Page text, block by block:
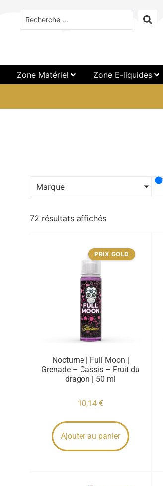
Zone Matériel Zone E-liquides
Marque
72 résultats affichés
PRIX GOLD
Nocturne | Full Moon |
Grenade – Cassis – Fruit du
dragon | 50 ml
10,14€
Ajouter au panier